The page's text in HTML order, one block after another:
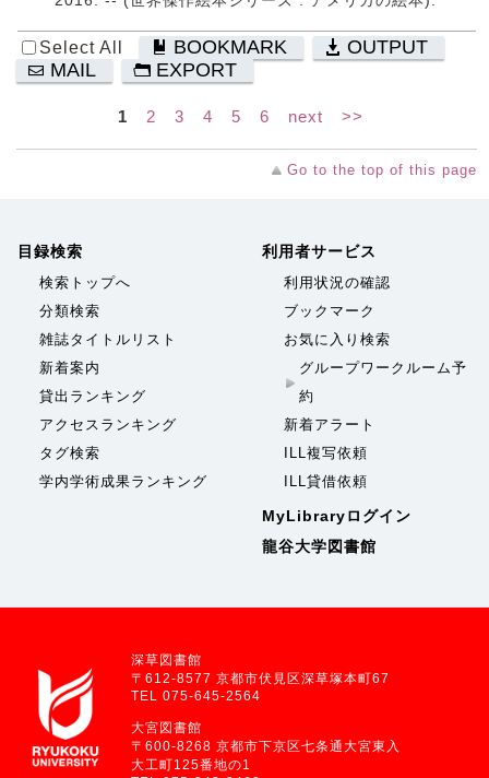
Select All BOOKMARK
OUTPUT
MAIL
EXPORT
1 2 3 4 5 6 next >>
Go to the top of this page
目録検索
検索トップへ
分類検索
雑誌タイトルリスト
新着案内
貸出ランキング
アクセスランキング
タグ検索
学内学術成果ランキング
利用者サービス
利用状況の確認
ブックマーク
お気に入り検索
グループワークルーム予
約
新着アラート
ILL複写依頼
ILL貸借依頼
MyLibraryログイン
龍谷大学図書館
深草図書館
〒612-8577 京都市伏見区深草塚本町67
TEL 075-645-2564
大宮図書館
〒600-8268 京都市下京区七条通大宮東入
大工町125番地の1